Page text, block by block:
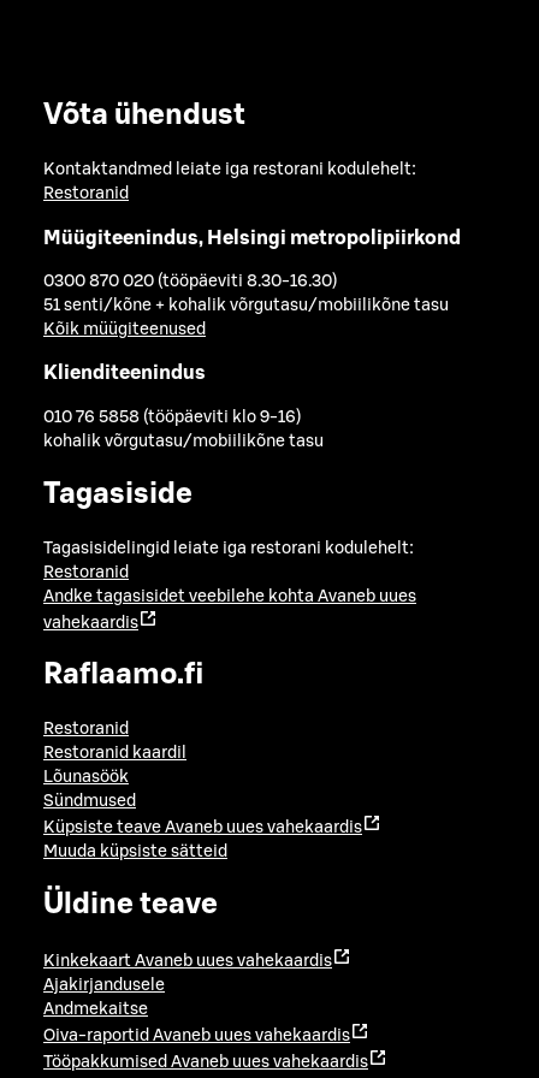
Võta ühendust
Kontaktandmed leiate iga restorani kodulehelt:
Restoranid
Müügiteenindus, Helsingi metropolipiirkond
0300 870 020 (tööpäeviti 8.30-16.30)
51 senti/kõne + kohalik võrgutasu/mobiilikõne tasu
Kõik müügiteenused
Klienditeenindus
010 76 5858 (tööpäeviti klo 9-16)
kohalik võrgutasu/mobiilikõne tasu
Tagasiside
Tagasisidelingid leiate iga restorani kodulehelt:
Restoranid
Andke tagasisidet veebilehe kohta Avaneb uues
vahekaardis
Raflaamo.fi
Restoranid
Restoranid kaardil
Lõunasöök
Sündmused
Küpsiste teave Avaneb uues vahekaardis
Muuda küpsiste sätteid
Üldine teave
Kinkekaart Avaneb uues vahekaardis
Ajakirjandusele
Andmekaitse
Oiva-raportid Avaneb uues vahekaardis
Tööpakkumised Avaneb uues vahekaardis